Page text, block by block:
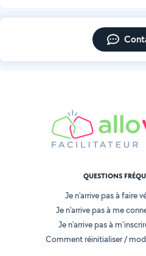
QUESTIONS
Je n'arrive pas à faire
Je n'arrive pas à me
Je n'arrive pas à
Comment réinitialiser /